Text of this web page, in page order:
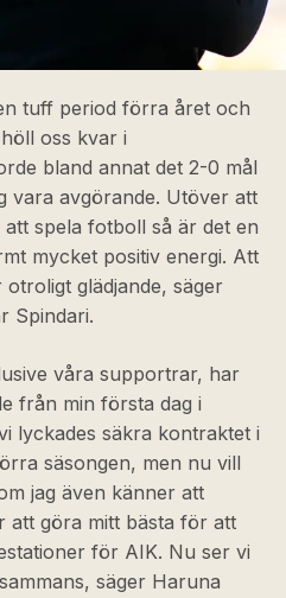
tuff period förra året och
oss kvar i
bland annat det 2-0 mål
vara avgörande. Utöver att
spela fotboll så är det en
mycket positiv energi. Att
glädjande, säger
Spindari.
våra supportrar, har
från min första dag i
lyckades säkra kontraktet i
säsongen, men nu vill
jag även känner att
att göra mitt bästa för att
för AIK. Nu ser vi
säger Haruna